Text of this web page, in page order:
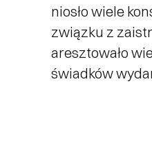
niosło wiele
związku z
aresztowało
świadków